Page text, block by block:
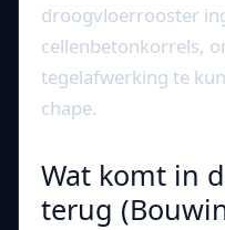
droogvloerrooster
cellenbetonkorrels,
tegelafwerking te
chape.
Wat komt in
terug